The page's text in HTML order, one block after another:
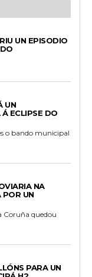
UN EPISODIO
UN
ECLIPSE DO
o bando municipal
NA
POR UN
Coruña quedou
PARA UN